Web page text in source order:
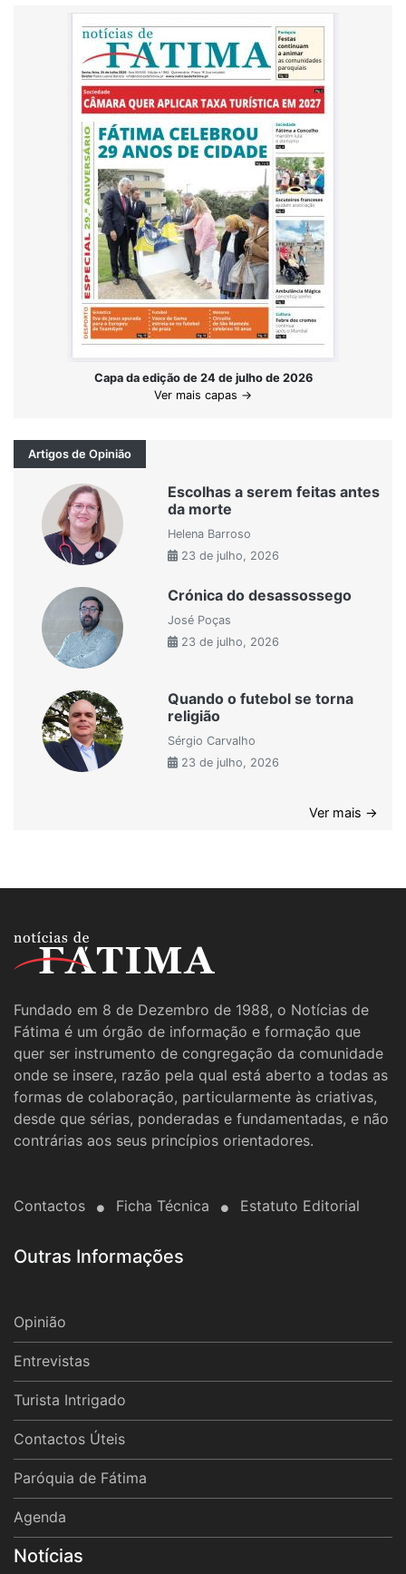
Capa da edição de 24 de julho de 2026
Ver mais capas →
Artigos de Opinião
Escolhas a serem feitas antes
da morte
Helena Barroso
23 de julho, 2026
Crónica do desassossego
José Poças
23 de julho, 2026
Quando o futebol se torna
religião
Sérgio Carvalho
23 de julho, 2026
Ver mais →
Fundado em 8 de Dezembro de 1988, o Notícias de
Fátima é um órgão de informação e formação que
quer ser instrumento de congregação da comunidade
onde se insere, razão pela qual está aberto a todas as
formas de colaboração, particularmente às criativas,
desde que sérias, ponderadas e fundamentadas, e não
contrárias aos seus princípios orientadores.
Contactos Ficha Técnica Estatuto Editorial
Outras Informações
Opinião
Entrevistas
Turista Intrigado
Contactos Úteis
Paróquia de Fátima
Agenda
Notícias